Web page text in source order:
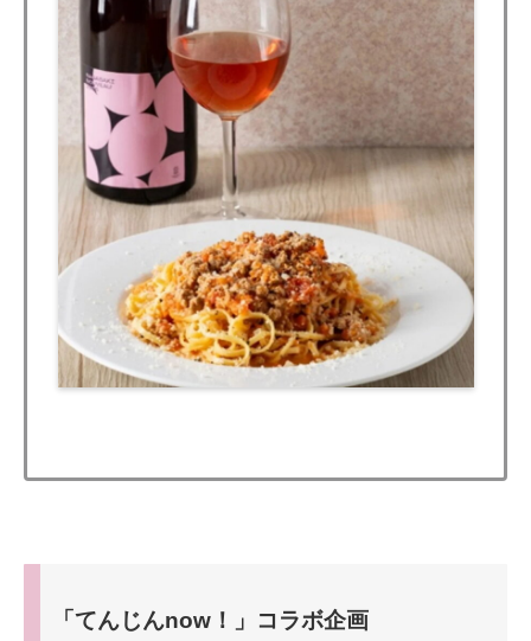
「てんじんnow！」コラボ企画